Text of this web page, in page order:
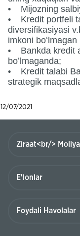
• Mijozning
• Kredit portfeli
diversifikasiyasi
imkoni
• Bankda kredit
boʻlmaganda;
• Kredit talabi
strategik
12/07/2021